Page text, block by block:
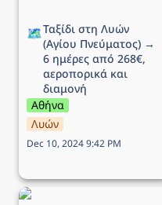
🗺️Ταξίδι στη Λυών
(Αγίου Πνεύματος) →
6 ημέρες από 268€,
αεροπορικά και
διαμονή
Αθήνα
Λυών
Dec 10, 2024 9:42 PM
Ταξίδι στο Ντουμπρόβνικ